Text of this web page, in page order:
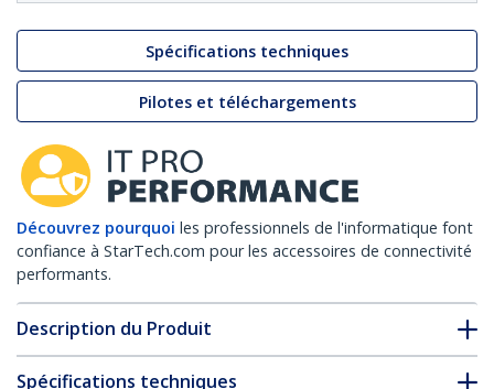
Spécifications techniques
Pilotes et téléchargements
Découvrez pourquoi les professionnels de l'informatique font
confiance à StarTech.com pour les accessoires de connectivité
performants.
Description du Produit
Spécifications techniques